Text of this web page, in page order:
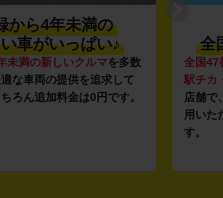
から4年未満の
車がいっぱい♪
未満の新しいクルマを多数
な車両の提供を追求して
ろん追加料金は0円です。
全
全国47
駅チカ
店舗で
用いた
す。